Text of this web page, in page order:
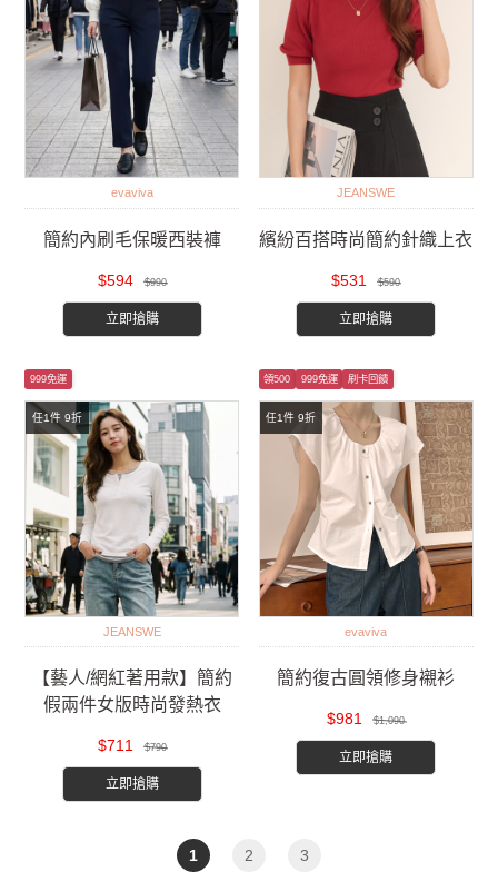
evaviva
簡約內刷毛保暖西裝褲
$594 $990
立即搶購
JEANSWE
繽紛百搭時尚簡約針織上衣
$531 $590
立即搶購
任1件 9折
999免運
JEANSWE
【藝人/網紅著用款】簡約
假兩件女版時尚發熱衣
$711 $790
立即搶購
任1件 9折
領500 999免運 刷卡回饋
evaviva
簡約復古圓領修身襯衫
$981 $1,090
立即搶購
1 2 3